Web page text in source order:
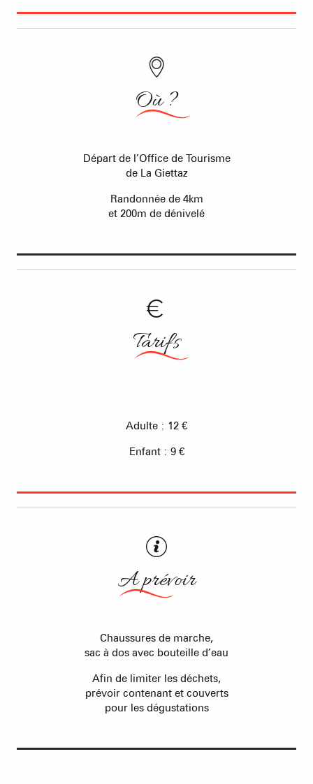
Où ?
Départ de l’Office de Tourisme
de La Giettaz
Randonnée de 4km
et 200m de dénivelé
Tarifs
Adulte : 12 €
Enfant : 9 €
A prévoir
Chaussures de marche,
sac à dos avec bouteille d’eau
Afin de limiter les déchets,
prévoir contenant et couverts
pour les dégustations